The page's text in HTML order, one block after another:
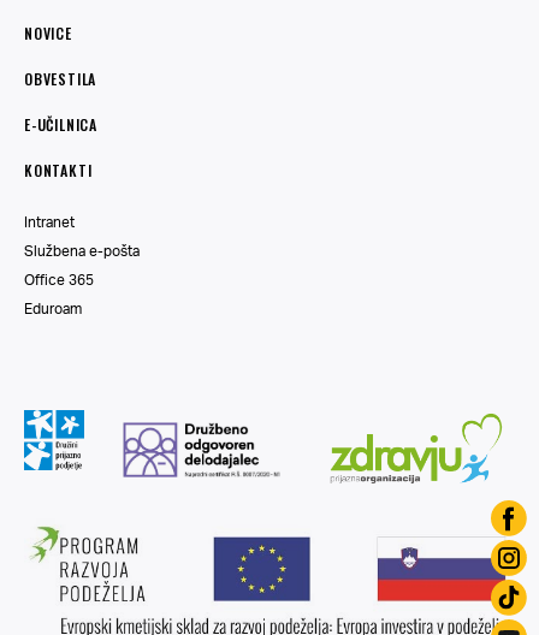
NOVICE
OBVESTILA
E-UČILNICA
KONTAKTI
Intranet
Službena e-pošta
Office 365
Eduroam